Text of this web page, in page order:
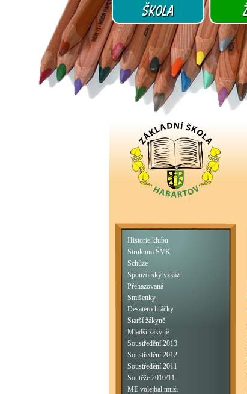
Historie klubu
Struktura ŠVK
Schůze
Sponzorský vzkaz
Přehazovaná
Smíšenky
Desatero hráčky
Starší žákyně
Mladší žákyně
Soustředění 2013
Soustředění 2012
Soustředění 2011
Soutěže 2010/11
ME volejbal muži